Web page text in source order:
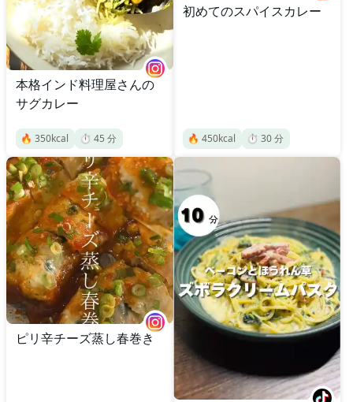
本格インド料理屋さんの
サグカレー
🔥 350kcal ⏱️ 45 分
初めてのスパイスカレー
🔥 450kcal ⏱️ 30分
ピリ辛チーズ蒸し春巻き